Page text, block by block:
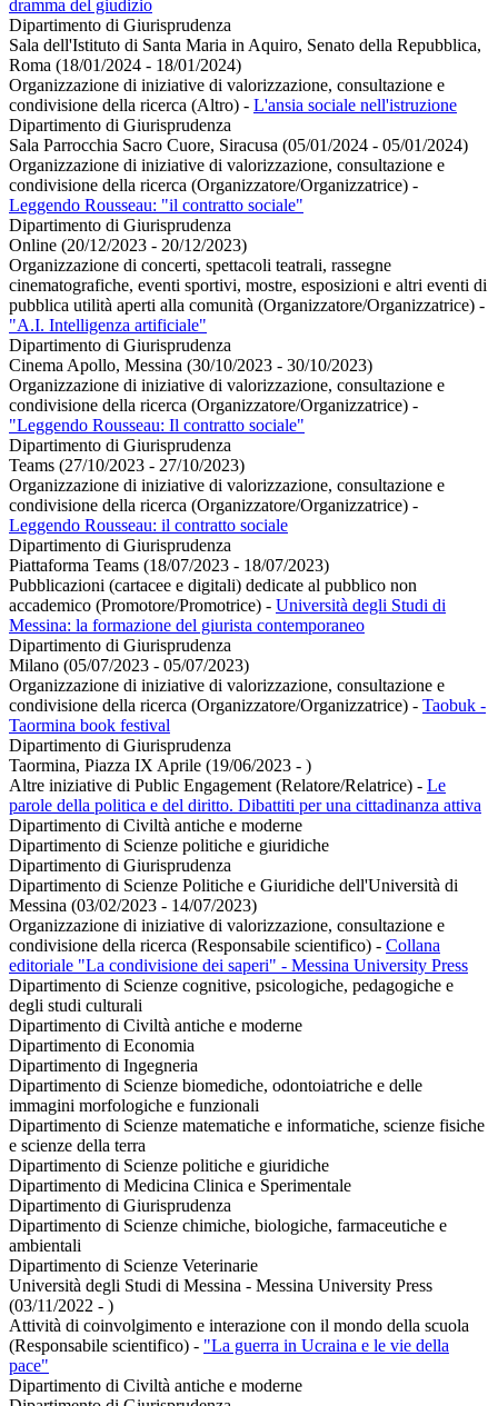
dramma del giudizio
Dipartimento di Giurisprudenza
Sala dell'Istituto di Santa Maria in Aquiro, Senato della Repubblica,
Roma (18/01/2024 - 18/01/2024)
Organizzazione di iniziative di valorizzazione, consultazione e
condivisione della ricerca (Altro) - L'ansia sociale nell'istruzione
Dipartimento di Giurisprudenza
Sala Parrocchia Sacro Cuore, Siracusa (05/01/2024 - 05/01/2024)
Organizzazione di iniziative di valorizzazione, consultazione e
condivisione della ricerca (Organizzatore/Organizzatrice) -
Leggendo Rousseau: "il contratto sociale"
Dipartimento di Giurisprudenza
Online (20/12/2023 - 20/12/2023)
Organizzazione di concerti, spettacoli teatrali, rassegne
cinematografiche, eventi sportivi, mostre, esposizioni e altri eventi di
pubblica utilità aperti alla comunità (Organizzatore/Organizzatrice) -
"A.I. Intelligenza artificiale"
Dipartimento di Giurisprudenza
Cinema Apollo, Messina (30/10/2023 - 30/10/2023)
Organizzazione di iniziative di valorizzazione, consultazione e
condivisione della ricerca (Organizzatore/Organizzatrice) -
"Leggendo Rousseau: Il contratto sociale"
Dipartimento di Giurisprudenza
Teams (27/10/2023 - 27/10/2023)
Organizzazione di iniziative di valorizzazione, consultazione e
condivisione della ricerca (Organizzatore/Organizzatrice) -
Leggendo Rousseau: il contratto sociale
Dipartimento di Giurisprudenza
Piattaforma Teams (18/07/2023 - 18/07/2023)
Pubblicazioni (cartacee e digitali) dedicate al pubblico non
accademico (Promotore/Promotrice) - Università degli Studi di
Messina: la formazione del giurista contemporaneo
Dipartimento di Giurisprudenza
Milano (05/07/2023 - 05/07/2023)
Organizzazione di iniziative di valorizzazione, consultazione e
condivisione della ricerca (Organizzatore/Organizzatrice) - Taobuk -
Taormina book festival
Dipartimento di Giurisprudenza
Taormina, Piazza IX Aprile (19/06/2023 - )
Altre iniziative di Public Engagement (Relatore/Relatrice) - Le
parole della politica e del diritto. Dibattiti per una cittadinanza attiva
Dipartimento di Civiltà antiche e moderne
Dipartimento di Scienze politiche e giuridiche
Dipartimento di Giurisprudenza
Dipartimento di Scienze Politiche e Giuridiche dell'Università di
Messina (03/02/2023 - 14/07/2023)
Organizzazione di iniziative di valorizzazione, consultazione e
condivisione della ricerca (Responsabile scientifico) - Collana
editoriale "La condivisione dei saperi" - Messina University Press
Dipartimento di Scienze cognitive, psicologiche, pedagogiche e
degli studi culturali
Dipartimento di Civiltà antiche e moderne
Dipartimento di Economia
Dipartimento di Ingegneria
Dipartimento di Scienze biomediche, odontoiatriche e delle
immagini morfologiche e funzionali
Dipartimento di Scienze matematiche e informatiche, scienze fisiche
e scienze della terra
Dipartimento di Scienze politiche e giuridiche
Dipartimento di Medicina Clinica e Sperimentale
Dipartimento di Giurisprudenza
Dipartimento di Scienze chimiche, biologiche, farmaceutiche e
ambientali
Dipartimento di Scienze Veterinarie
Università degli Studi di Messina - Messina University Press
(03/11/2022 - )
Attività di coinvolgimento e interazione con il mondo della scuola
(Responsabile scientifico) - "La guerra in Ucraina e le vie della
pace"
Dipartimento di Civiltà antiche e moderne